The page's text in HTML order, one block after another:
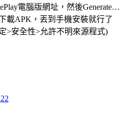
電腦版網址，然後Generate…
載APK，丟到手機安裝就行了
>安全性>允許不明來源程式)